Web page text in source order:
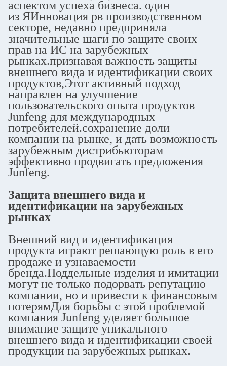
аспектом успеха бизнеса. один
из ЯИнновация pв производственном
секторе, недавно предприняла
значительные шаги по защите своих
прав на ИС на зарубежных
рынках.признавая важность защиты
внешнего вида и идентификации своих
продуктов,Этот активный подход
направлен на улучшение
пользовательского опыта продуктов
Junfeng для международных
потребителей.сохранение доли
компании на рынке, и дать возможность
зарубежным дистрибьюторам
эффективно продвигать предложения
Junfeng.
Защита внешнего вида и
идентификации на зарубежных
рынках
Внешний вид и идентификация
продукта играют решающую роль в его
продаже и узнаваемости
бренда.Поддельные изделия и имитации
могут не только подорвать репутацию
компании, но и привести к финансовым
потерямДля борьбы с этой проблемой
компания Junfeng уделяет большое
внимание защите уникального
внешнего вида и идентификации своей
продукции на зарубежных рынках.